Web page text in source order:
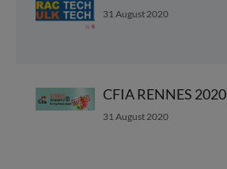
31 August 2020
CFIA RENNES 2020
31 August 2020